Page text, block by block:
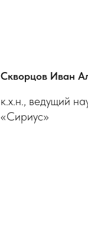
Скворцов Иван
к.х.н., ведущий
«Сириус»